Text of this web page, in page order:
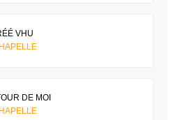
VHU
DE MOI